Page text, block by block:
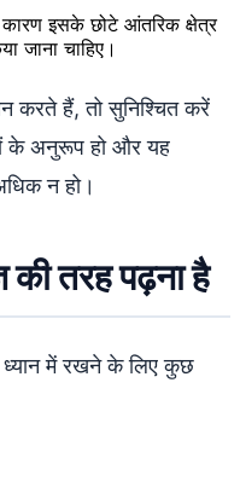
इसके छोटे आंतरिक क्षेत्र
जाना चाहिए।
हैं, तो सुनिश्चित करें
के अनुरूप हो और यह
न हो।
की तरह पढ़ना है
में रखने के लिए कुछ